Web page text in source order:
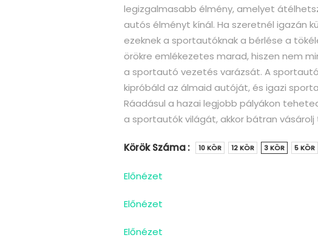
legizgalmasabb élmény, amelyet
autós élményt kínál. Ha szeretnél igazán
ezeknek a sportautóknak a bérlése a
örökre emlékezetes marad, hiszen nem
a sportautó vezetés varázsát. A
kipróbáld az álmaid autóját, és igazi
Ráadásul a hazai legjobb pályákon
a sportautók világát, akkor bátran vásárolj
Körök Száma 10 KÖR 12 KÖR 3 KÖR 5 KÖR
Előnézet
Előnézet
Előnézet